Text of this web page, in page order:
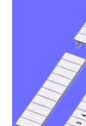
Каталог
Услуги